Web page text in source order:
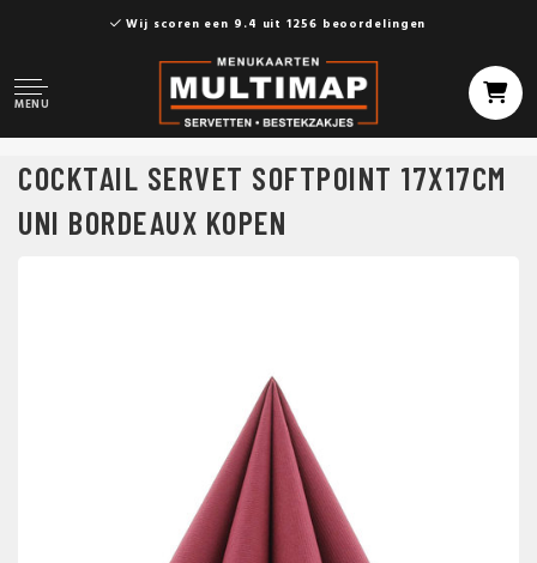
Wij scoren een 9.4 uit 1256 beoordelingen
MENU
COCKTAIL SERVET SOFTPOINT 17X17CM
UNI BORDEAUX KOPEN